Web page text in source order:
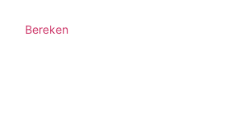
Bereken